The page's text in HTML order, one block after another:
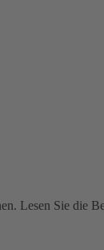
Lesen Sie die